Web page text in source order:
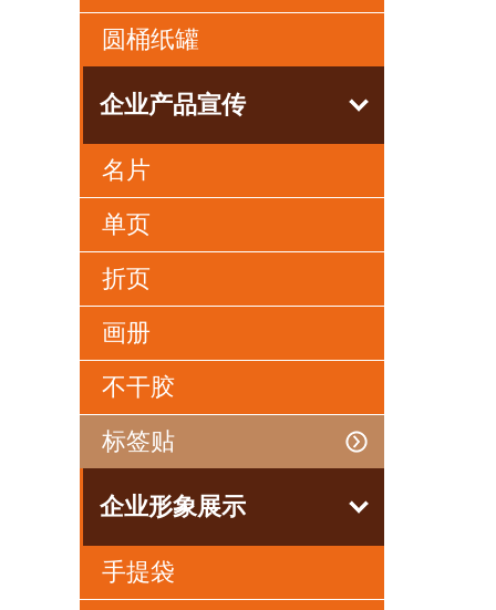
圆桶纸罐
企业产品宣传
名片
单页
折页
画册
不干胶
标签贴
企业形象展示
手提袋